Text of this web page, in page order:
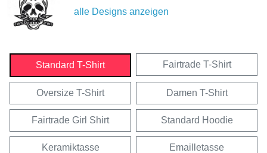
alle Designs anzeigen
Standard T-Shirt Fairtrade T-Shirt
Oversize T-Shirt Damen T-Shirt
Fairtrade Girl Shirt Standard Hoodie
Keramiktasse Emailletasse